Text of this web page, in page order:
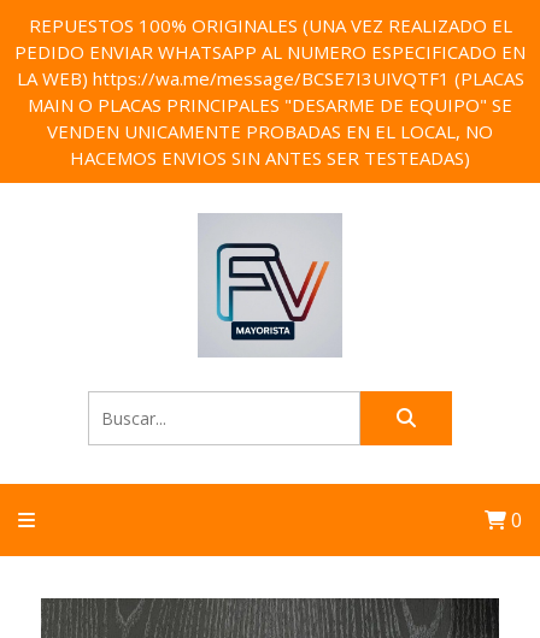
REPUESTOS 100% ORIGINALES (UNA VEZ REALIZADO EL
PEDIDO ENVIAR WHATSAPP AL NUMERO ESPECIFICADO EN
LA WEB) https://wa.me/message/BCSE7I3UIVQTF1 (PLACAS
MAIN O PLACAS PRINCIPALES "DESARME DE EQUIPO" SE
VENDEN UNICAMENTE PROBADAS EN EL LOCAL, NO
HACEMOS ENVIOS SIN ANTES SER TESTEADAS)
0